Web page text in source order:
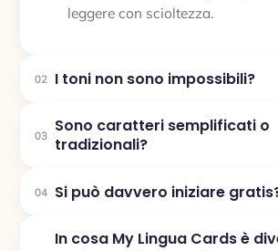
leggere con scioltezza.
02 I toni non sono impossibili?
03 Sono caratteri semplificati o
tradizionali?
04 Si può davvero iniziare
In cosa My Lingua Cards è